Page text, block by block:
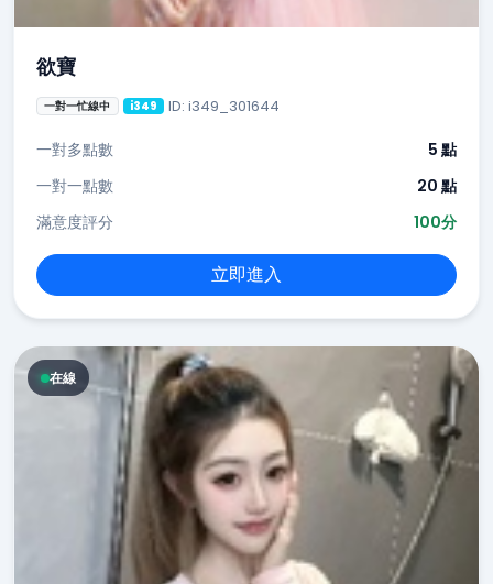
欲寶
一對一忙線中 i349 ID: i349_301644
一對多點數
5 點
一對一點數
20 點
滿意度評分
100分
立即進入
在線